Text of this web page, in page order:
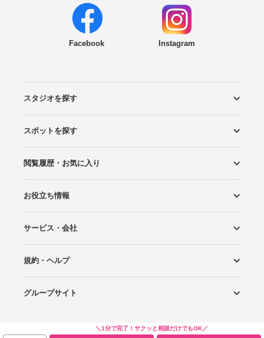
＼1分で完了！サクッと相談だけでもOK／
Facebook Instagram
スタジオを探す
エリアから探す
こだわりから探す
NEW PHOTO STYLE
プランから探す
フォトタイプ診断
フォトグラファーから探す
国内リゾートから探す
スポットを探す
ロケーションから探す
スタジオから探す
閲覧履歴・お気に入り
閲覧スタジオ
お気に入り
お役立ち情報
Wedding Photo マガジン
はじめてガイド
サービス・会社
Photoraitとは
スタジオの掲載について
お問い合わせ
運営会社
サイトマップ
規約・ヘルプ
プライバシーポリシー
利用規約
ヘルプ
グループサイト
Wedding Park 海外